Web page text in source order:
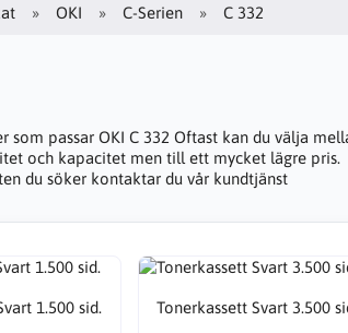
OKI C-Serien C 332
som passar OKI C 332 Oftast kan du välja
och kapacitet men till ett mycket lägre pris.
du söker kontaktar du vår kundtjänst
1.500 sid. Tonerkassett Svart 3.500